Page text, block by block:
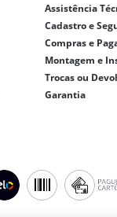
Assistência
Cadastro e
Compras e
Montagem e
Trocas ou
Garantia